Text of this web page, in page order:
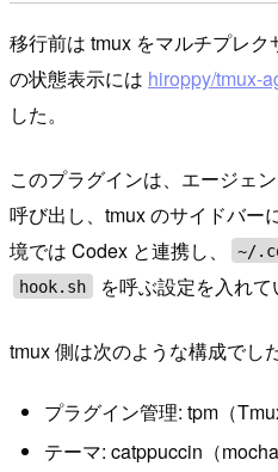
移行前は tmux をマルチプレ
の状態表示には hiroppy/tmux-
した。
このプラグインは、エージェ
呼び出し、tmux のサイドバー
境では Codex と連携し、
~/
hook.sh を呼ぶ設定を入れて
tmux 側は次のような構成でした
プラグイン管理: tpm（
テーマ: catppuccin（mocha